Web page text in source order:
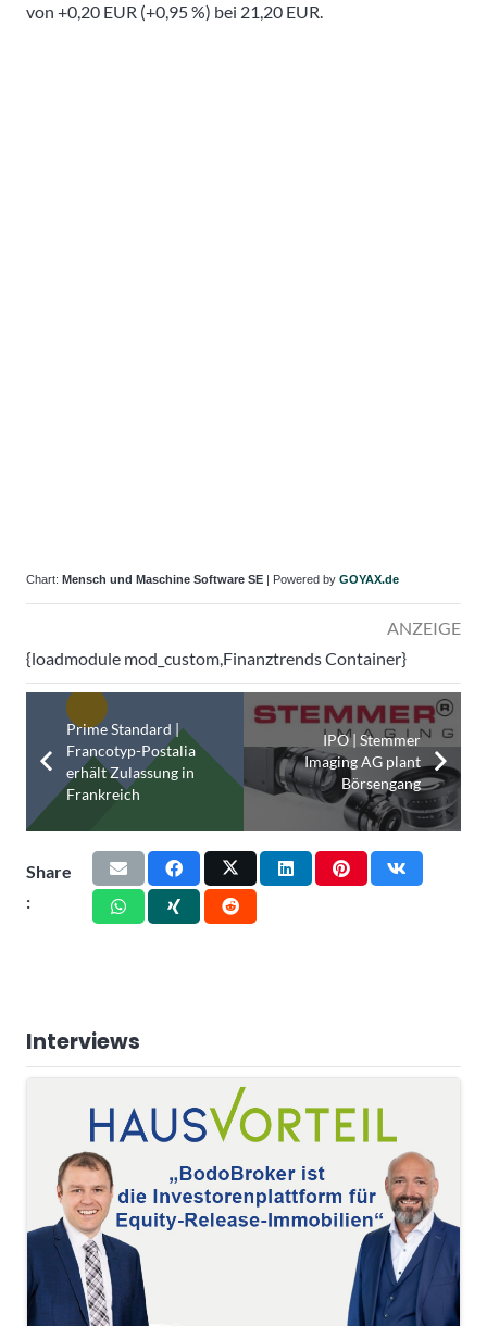
von +0,20 EUR (+0,95 %) bei 21,20 EUR.
Chart: Mensch und Maschine Software SE | Powered by GOYAX.de
ANZEIGE
{loadmodule mod_custom,Finanztrends Container}
Prime Standard |
Francotyp-Postalia
erhält Zulassung in
Frankreich
IPO | Stemmer
Imaging AG plant
Börsengang
Share
:
Interviews